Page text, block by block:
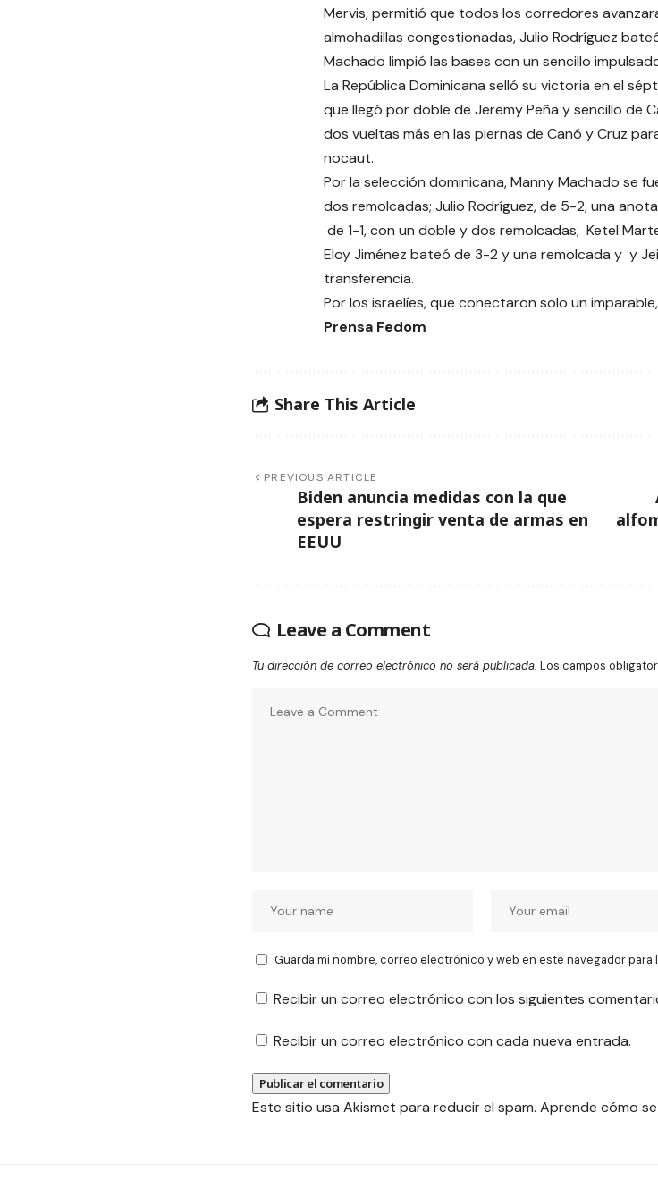
Mervis, permitió que todos los corredores
almohadillas congestionadas, Julio Rodríguez
Machado limpió las bases con un sencillo
La República Dominicana selló su victoria en el
que llegó por doble de Jeremy Peña y sencillo de
dos vueltas más en las piernas de Canó y Cruz
nocaut.
Por la selección dominicana, Manny Machado se
dos remolcadas; Julio Rodríguez, de 5-2, una
de 1-1, con un doble y dos remolcadas; Ketel
Eloy Jiménez bateó de 3-2 y una remolcada y y
transferencia.
Por los israelíes, que conectaron solo un
Prensa Fedom
Share This Article
PREVIOUS ARTICLE
Biden anuncia medidas con la que
espera restringir venta de armas en
EEUU
Leave a Comment
Tu dirección de correo electrónico no será publicada. Los campos
Guarda mi nombre, correo electrónico y web en este navegador para
Recibir un correo electrónico con los siguientes
Recibir un correo electrónico con cada nueva entrada.
Este sitio usa Akismet para reducir el spam. Aprende cómo